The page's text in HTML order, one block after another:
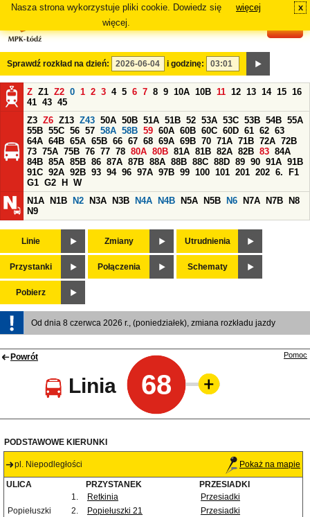
Nasza strona wykorzystuje pliki cookie. Dowiedz się
więcej.
więcej x
Sprawdź rozkład na dzień: i godzinę:
Z Z1 Z2 0 1 2 3 4 5 6 7 8 9 10A 10B 11 12 13 14 15 16
41 43 45
Z3 Z6 Z13 Z43 50A 50B 51A 51B 52 53A 53C 53B 54B 55A
55B 55C 56 57 58A 58B 59 60A 60B 60C 60D 61 62 63
64A 64B 65A 65B 66 67 68 69A 69B 70 71A 71B 72A 72B
73 75A 75B 76 77 78 80A 80B 81A 81B 82A 82B 83 84A
84B 85A 85B 86 87A 87B 88A 88B 88C 88D 89 90 91A 91B
91C 92A 92B 93 94 96 97A 97B 99 100 101 201 202 6.
F1
G1 G2 H
W
N1A
N1B N2 N3A N3B N4A N4B N5A N5B N6 N7A N7B
N8
N9
Linie Zmiany Utrudnienia
Przystanki Połączenia Schematy
Pobierz
Od dnia 8 czerwca 2026 r., (poniedziałek), zmiana rozkładu jazdy
Powrót
Linia 68
Pomoc
PODSTAWOWE KIERUNKI
pl. Niepodległości Pokaż na mapie
ULICA PRZYSTANEK
PRZESIADKI
1.
Retkinia
Przesiadki
Popiełuszki
2. Popiełuszki 21
Przesiadki